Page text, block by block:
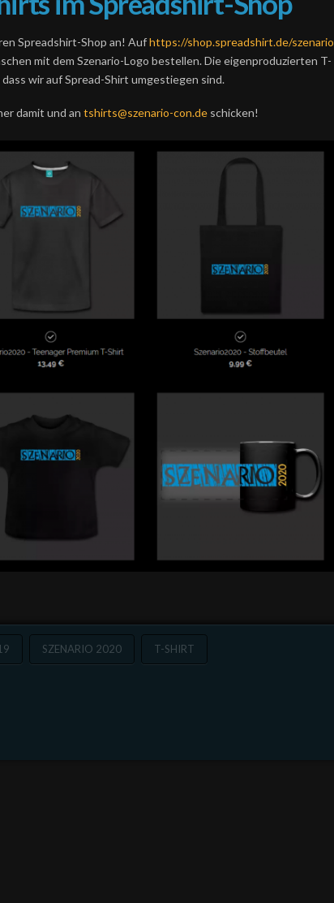
Spreadshirt-Shop an! Aufhttps://shop.spreadshirt.de/szenario
mit dem Szenario-Logo bestellen. Die eigenproduzierten T-
wir auf Spread-Shirt umgestiegen sind.
damit und an tshirts@szenario-con.deschicken!
SZENARIO 2020 T-SHIRT